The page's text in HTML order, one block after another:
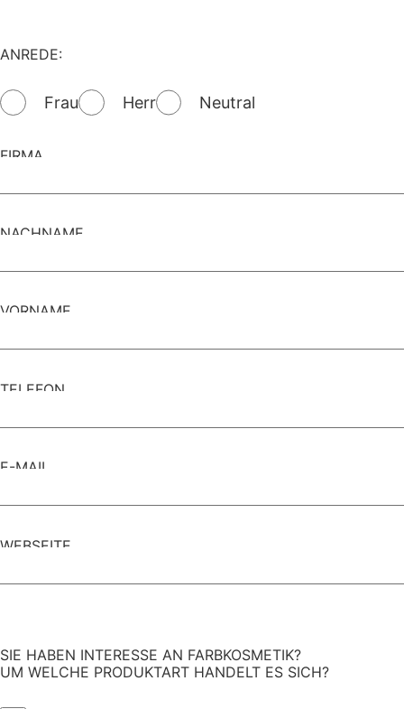
ANREDE:
Frau Herr Neutral
FIRMA
NACHNAME
VORNAME
TELEFON
E-MAIL
WEBSEITE
SIE HABEN INTERESSE AN FARBKOSMETIK?
UM WELCHE PRODUKTART HANDELT ES SICH?